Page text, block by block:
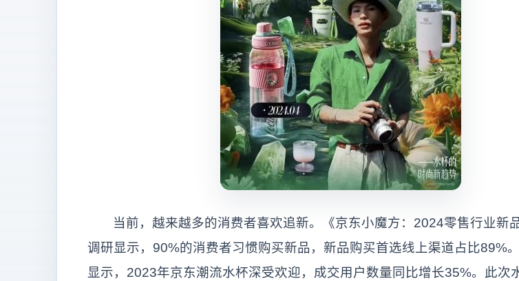
当前，越来越多的消费者喜欢追新。《京东小魔方：2024零售行业新
调研显示，90%的消费者习惯购买新品，新品购买首选线上渠道占比89%
显示，2023年京东潮流水杯深受欢迎，成交用户数量同比增长35%。此次